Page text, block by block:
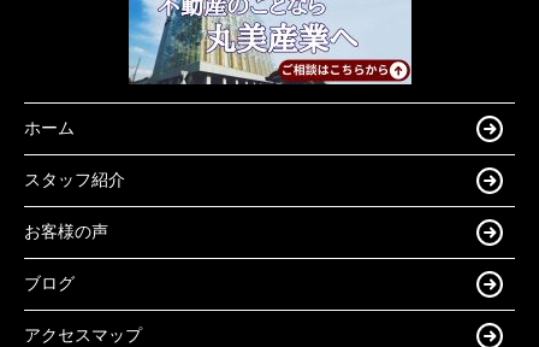
ホーム
スタッフ紹介
お客様の声
ブログ
アクセスマップ